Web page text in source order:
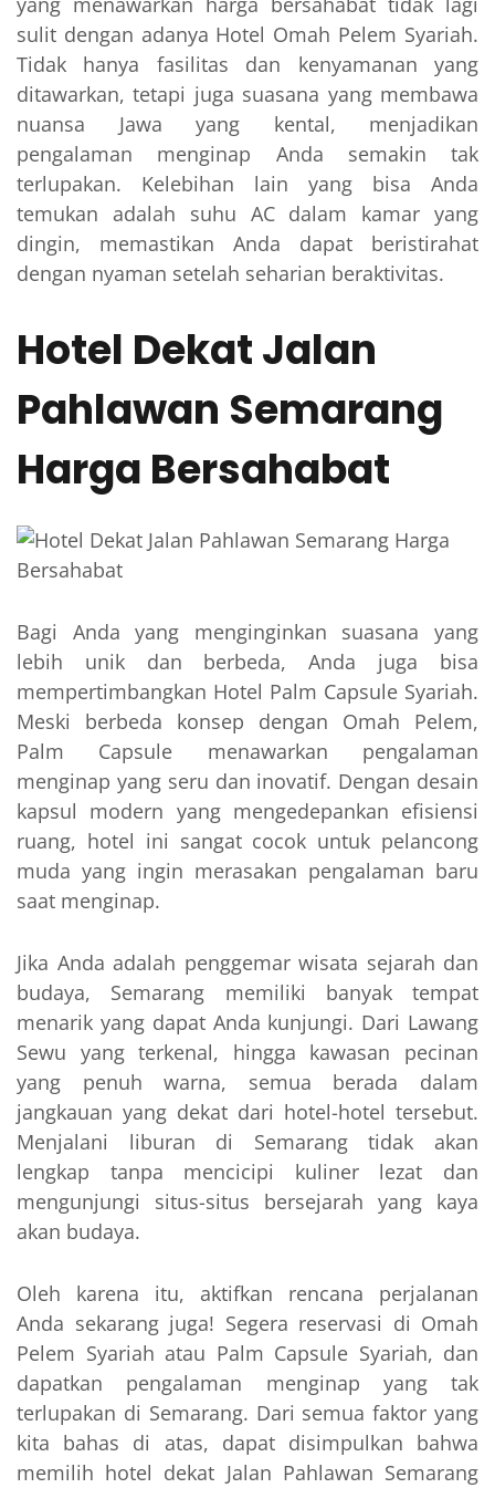
sulit dengan adanya Hotel Omah Pelem Syariah.
Tidak hanya fasilitas dan kenyamanan yang
ditawarkan, tetapi juga suasana yang membawa
nuansa Jawa yang kental, menjadikan
pengalaman menginap Anda semakin tak
terlupakan. Kelebihan lain yang bisa Anda
temukan adalah suhu AC dalam kamar yang
dingin, memastikan Anda dapat beristirahat
dengan nyaman setelah seharian beraktivitas.
Hotel Dekat Jalan
Pahlawan Semarang
Harga Bersahabat
Bagi Anda yang menginginkan suasana yang
lebih unik dan berbeda, Anda juga bisa
mempertimbangkan Hotel Palm Capsule Syariah.
Meski berbeda konsep dengan Omah Pelem,
Palm Capsule menawarkan pengalaman
menginap yang seru dan inovatif. Dengan desain
kapsul modern yang mengedepankan efisiensi
ruang, hotel ini sangat cocok untuk pelancong
muda yang ingin merasakan pengalaman baru
saat menginap.
Jika Anda adalah penggemar wisata sejarah dan
budaya, Semarang memiliki banyak tempat
menarik yang dapat Anda kunjungi. Dari Lawang
Sewu yang terkenal, hingga kawasan pecinan
yang penuh warna, semua berada dalam
jangkauan yang dekat dari hotel-hotel tersebut.
Menjalani liburan di Semarang tidak akan
lengkap tanpa mencicipi kuliner lezat dan
mengunjungi situs-situs bersejarah yang kaya
akan budaya.
Oleh karena itu, aktifkan rencana perjalanan
Anda sekarang juga! Segera reservasi di Omah
Pelem Syariah atau Palm Capsule Syariah, dan
dapatkan pengalaman menginap yang tak
terlupakan di Semarang. Dari semua faktor yang
kita bahas di atas, dapat disimpulkan bahwa
memilih hotel dekat Jalan Pahlawan Semarang